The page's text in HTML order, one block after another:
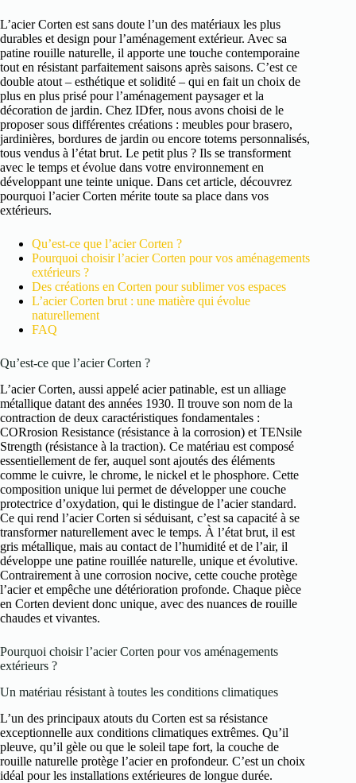
L’acier Corten est sans doute l’un des matériaux les plus
durables et design pour l’aménagement extérieur. Avec sa
patine rouille naturelle, il apporte une touche contemporaine
tout en résistant parfaitement saisons après saisons. C’est ce
double atout – esthétique et solidité – qui en fait un choix de
plus en plus prisé pour l’aménagement paysager et la
décoration de jardin. Chez IDfer, nous avons choisi de le
proposer sous différentes créations : meubles pour brasero,
jardinières, bordures de jardin ou encore totems personnalisés,
tous vendus à l’état brut. Le petit plus ? Ils se transforment
avec le temps et évolue dans votre environnement en
développant une teinte unique. Dans cet article, découvrez
pourquoi l’acier Corten mérite toute sa place dans vos
extérieurs.
Qu’est-ce que l’acier Corten ?
Pourquoi choisir l’acier Corten pour vos aménagements
extérieurs ?
Des créations en Corten pour sublimer vos espaces
L’acier Corten brut : une matière qui évolue
naturellement
FAQ
Qu’est-ce que l’acier Corten ?
L’acier Corten, aussi appelé acier patinable, est un alliage
métallique datant des années 1930. Il trouve son nom de la
contraction de deux caractéristiques fondamentales :
CORrosion Resistance (résistance à la corrosion) et TENsile
Strength (résistance à la traction). Ce matériau est composé
essentiellement de fer, auquel sont ajoutés des éléments
comme le cuivre, le chrome, le nickel et le phosphore. Cette
composition unique lui permet de développer une couche
protectrice d’oxydation, qui le distingue de l’acier standard.
Ce qui rend l’acier Corten si séduisant, c’est sa capacité à se
transformer naturellement avec le temps. À l’état brut, il est
gris métallique, mais au contact de l’humidité et de l’air, il
développe une patine rouillée naturelle, unique et évolutive.
Contrairement à une corrosion nocive, cette couche protège
l’acier et empêche une détérioration profonde. Chaque pièce
en Corten devient donc unique, avec des nuances de rouille
chaudes et vivantes.
Pourquoi choisir l’acier Corten pour vos aménagements
extérieurs ?
Un matériau résistant à toutes les conditions climatiques
L’un des principaux atouts du Corten est sa résistance
exceptionnelle aux conditions climatiques extrêmes. Qu’il
pleuve, qu’il gèle ou que le soleil tape fort, la couche de
rouille naturelle protège l’acier en profondeur. C’est un choix
idéal pour les installations extérieures de longue durée.